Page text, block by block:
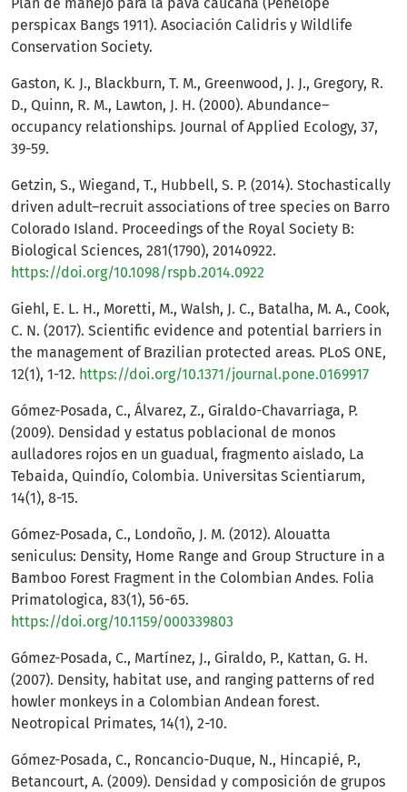
perspicax Bangs 1911). Asociación Calidris y Wildlife
Conservation Society.
Gaston, K. J., Blackburn, T. M., Greenwood, J. J., Gregory, R.
D., Quinn, R. M., Lawton, J. H. (2000). Abundance–
occupancy relationships. Journal of Applied Ecology, 37,
39-59.
Getzin, S., Wiegand, T., Hubbell, S. P. (2014). Stochastically
driven adult–recruit associations of tree species on Barro
Colorado Island. Proceedings of the Royal Society B:
Biological Sciences, 281(1790), 20140922.
https://doi.org/10.1098/rspb.2014.0922
Giehl, E. L. H., Moretti, M., Walsh, J. C., Batalha, M. A., Cook,
C. N. (2017). Scientific evidence and potential barriers in
the management of Brazilian protected areas. PLoS ONE,
12(1), 1-12. https://doi.org/10.1371/journal.pone.0169917
Gómez-Posada, C., Álvarez, Z., Giraldo-Chavarriaga, P.
(2009). Densidad y estatus poblacional de monos
aulladores rojos en un guadual, fragmento aislado, La
Tebaida, Quindío, Colombia. Universitas Scientiarum,
14(1), 8-15.
Gómez-Posada, C., Londoño, J. M. (2012). Alouatta
seniculus: Density, Home Range and Group Structure in a
Bamboo Forest Fragment in the Colombian Andes. Folia
Primatologica, 83(1), 56-65.
https://doi.org/10.1159/000339803
Gómez-Posada, C., Martínez, J., Giraldo, P., Kattan, G. H.
(2007). Density, habitat use, and ranging patterns of red
howler monkeys in a Colombian Andean forest.
Neotropical Primates, 14(1), 2-10.
Gómez-Posada, C., Roncancio-Duque, N., Hincapié, P.,
Betancourt, A. (2009). Densidad y composición de grupos